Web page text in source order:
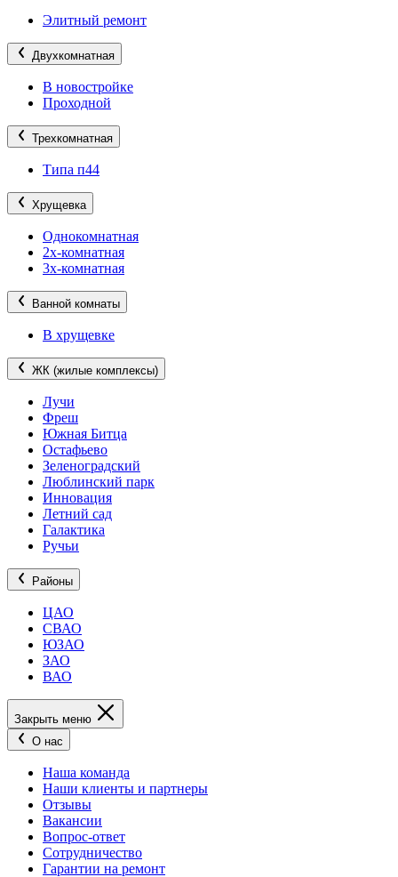
Элитный ремонт
Двухкомнатная
В новостройке
Проходной
Трехкомнатная
Типа п44
Хрущевка
Однокомнатная
2х-комнатная
3х-комнатная
Ванной комнаты
В хрущевке
ЖК (жилые комплексы)
Лучи
Фреш
Южная Битца
Остафьево
Зеленоградский
Люблинский парк
Инновация
Летний сад
Галактика
Ручьи
Районы
ЦАО
СВАО
ЮЗАО
ЗАО
ВАО
Закрыть меню
О нас
Наша команда
Наши клиенты и партнеры
Отзывы
Вакансии
Вопрос-ответ
Сотрудничество
Гарантии на ремонт